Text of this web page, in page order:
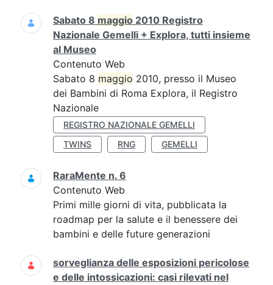
Sabato 8 maggio 2010 Registro
Nazionale Gemelli + Explora, tutti insieme
al Museo
Contenuto Web
Sabato 8 maggio 2010, presso il Museo
dei Bambini di Roma Explora, il Registro
Nazionale
REGISTRO NAZIONALE GEMELLI
TWINS
RNG GEMELLI
RaraMente n. 6
Contenuto Web
Primi mille giorni di vita, pubblicata la
roadmap per la salute e il benessere dei
bambini e delle future generazioni
sorveglianza delle esposizioni pericolose
e delle intossicazioni: casi rilevati nel